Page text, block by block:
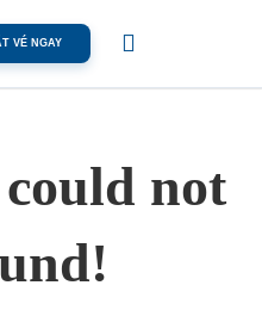
VÉ NGAY
could